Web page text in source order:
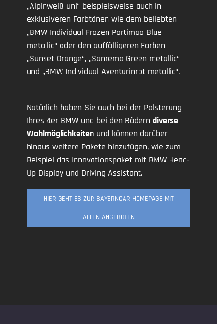
„Alpinweiß uni“ beispielsweise auch in
exklusiveren Farbtönen wie dem beliebten
„BMW Individual Frozen Portimao Blue
metallic“ oder den auffälligeren Farben
„Sunset Orange“, „Sanremo Green metallic“
und „BMW Individual Aventurinrot metallic“.
Natürlich haben Sie auch bei der Polsterung
Ihres 4er BMW und bei den Rädern diverse
Wahlmöglichkeiten und können darüber
hinaus weitere Pakete hinzufügen, wie zum
Beispiel das Innovationspaket mit BMW Head-
Up Display und Driving Assistant.
HIER GEHT ES ZUR BAYERNCAR HOMEPAGE MIT
ALLEN ANGEBOTEN